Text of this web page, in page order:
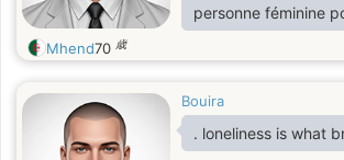
personne féminine
qui tient a la gorge
vie et mes relations
Mhend70 歳
Bouira
. loneliness is what